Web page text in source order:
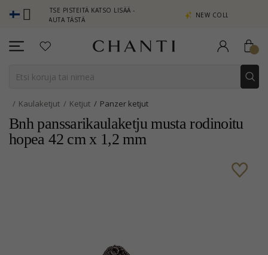
PISTEITÄ KATSO LISÄÄ -
TÄSTÄ
NEW COLLECTION | AURA
Kaulaketjut Ketjut Panzer ketjut
Bnh panssarikaulaketju musta rodinoitu
hopea 42 cm x 1,2 mm